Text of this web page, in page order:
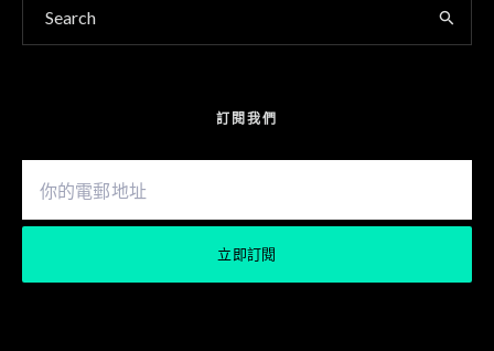
訂閱我們